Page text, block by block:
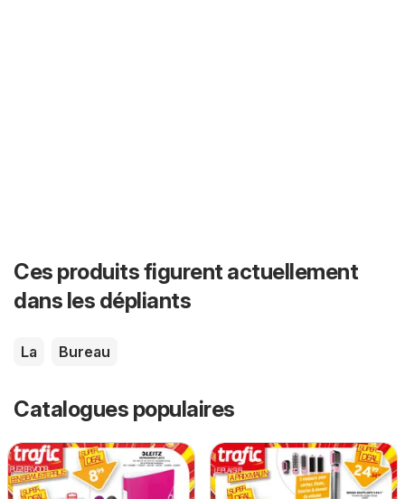
Ces produits figurent actuellement
dans les dépliants
La Bureau
Catalogues populaires